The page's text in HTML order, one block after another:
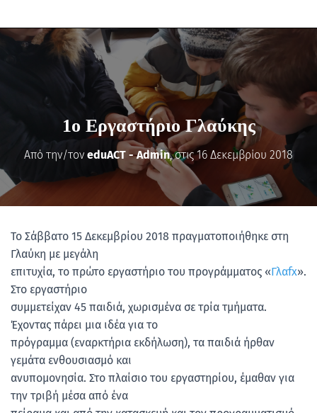
1o Εργαστήριο Γλαύκης
Από την/τον eduACT - Admin, στις16 Δεκεμβρίου 2018
Το Σάββατο 15 Δεκεμβρίου 2018 πραγματοποιήθηκε στη
Γλαύκη με μεγάλη
επιτυχία, το πρώτο εργαστήριο του προγράμματος «Γλαfx».
Στο εργαστήριο
συμμετείχαν 45 παιδιά, χωρισμένα σε τρία τμήματα.
Έχοντας πάρει μια ιδέα για το
πρόγραμμα (εναρκτήρια εκδήλωση), τα παιδιά ήρθαν
γεμάτα ενθουσιασμό και
ανυπομονησία. Στο πλαίσιο του εργαστηρίου, έμαθαν για
την τριβή μέσα από ένα